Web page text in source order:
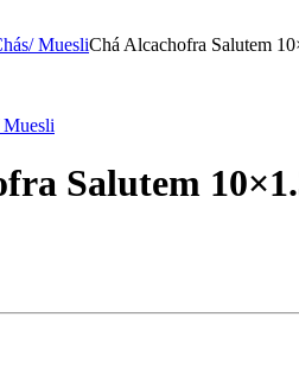
MuesliChá Alcachofra Salutem
Muesli
Salutem